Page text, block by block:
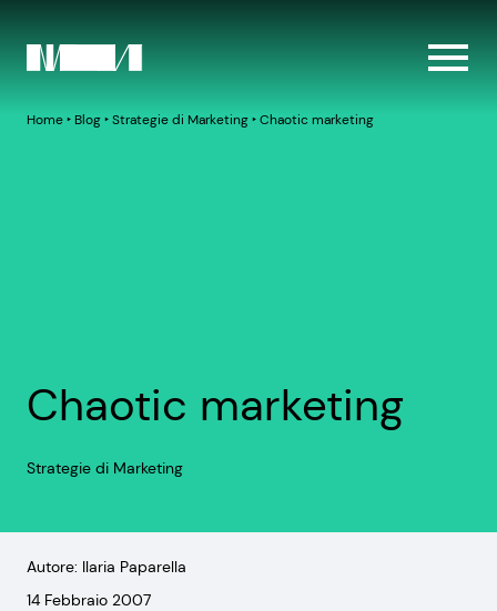
Home‣ Blog‣Strategie di Marketing‣Chaotic marketing
Chaotic marketing
Strategie di Marketing
Autore: Ilaria Paparella
14 Febbraio 2007